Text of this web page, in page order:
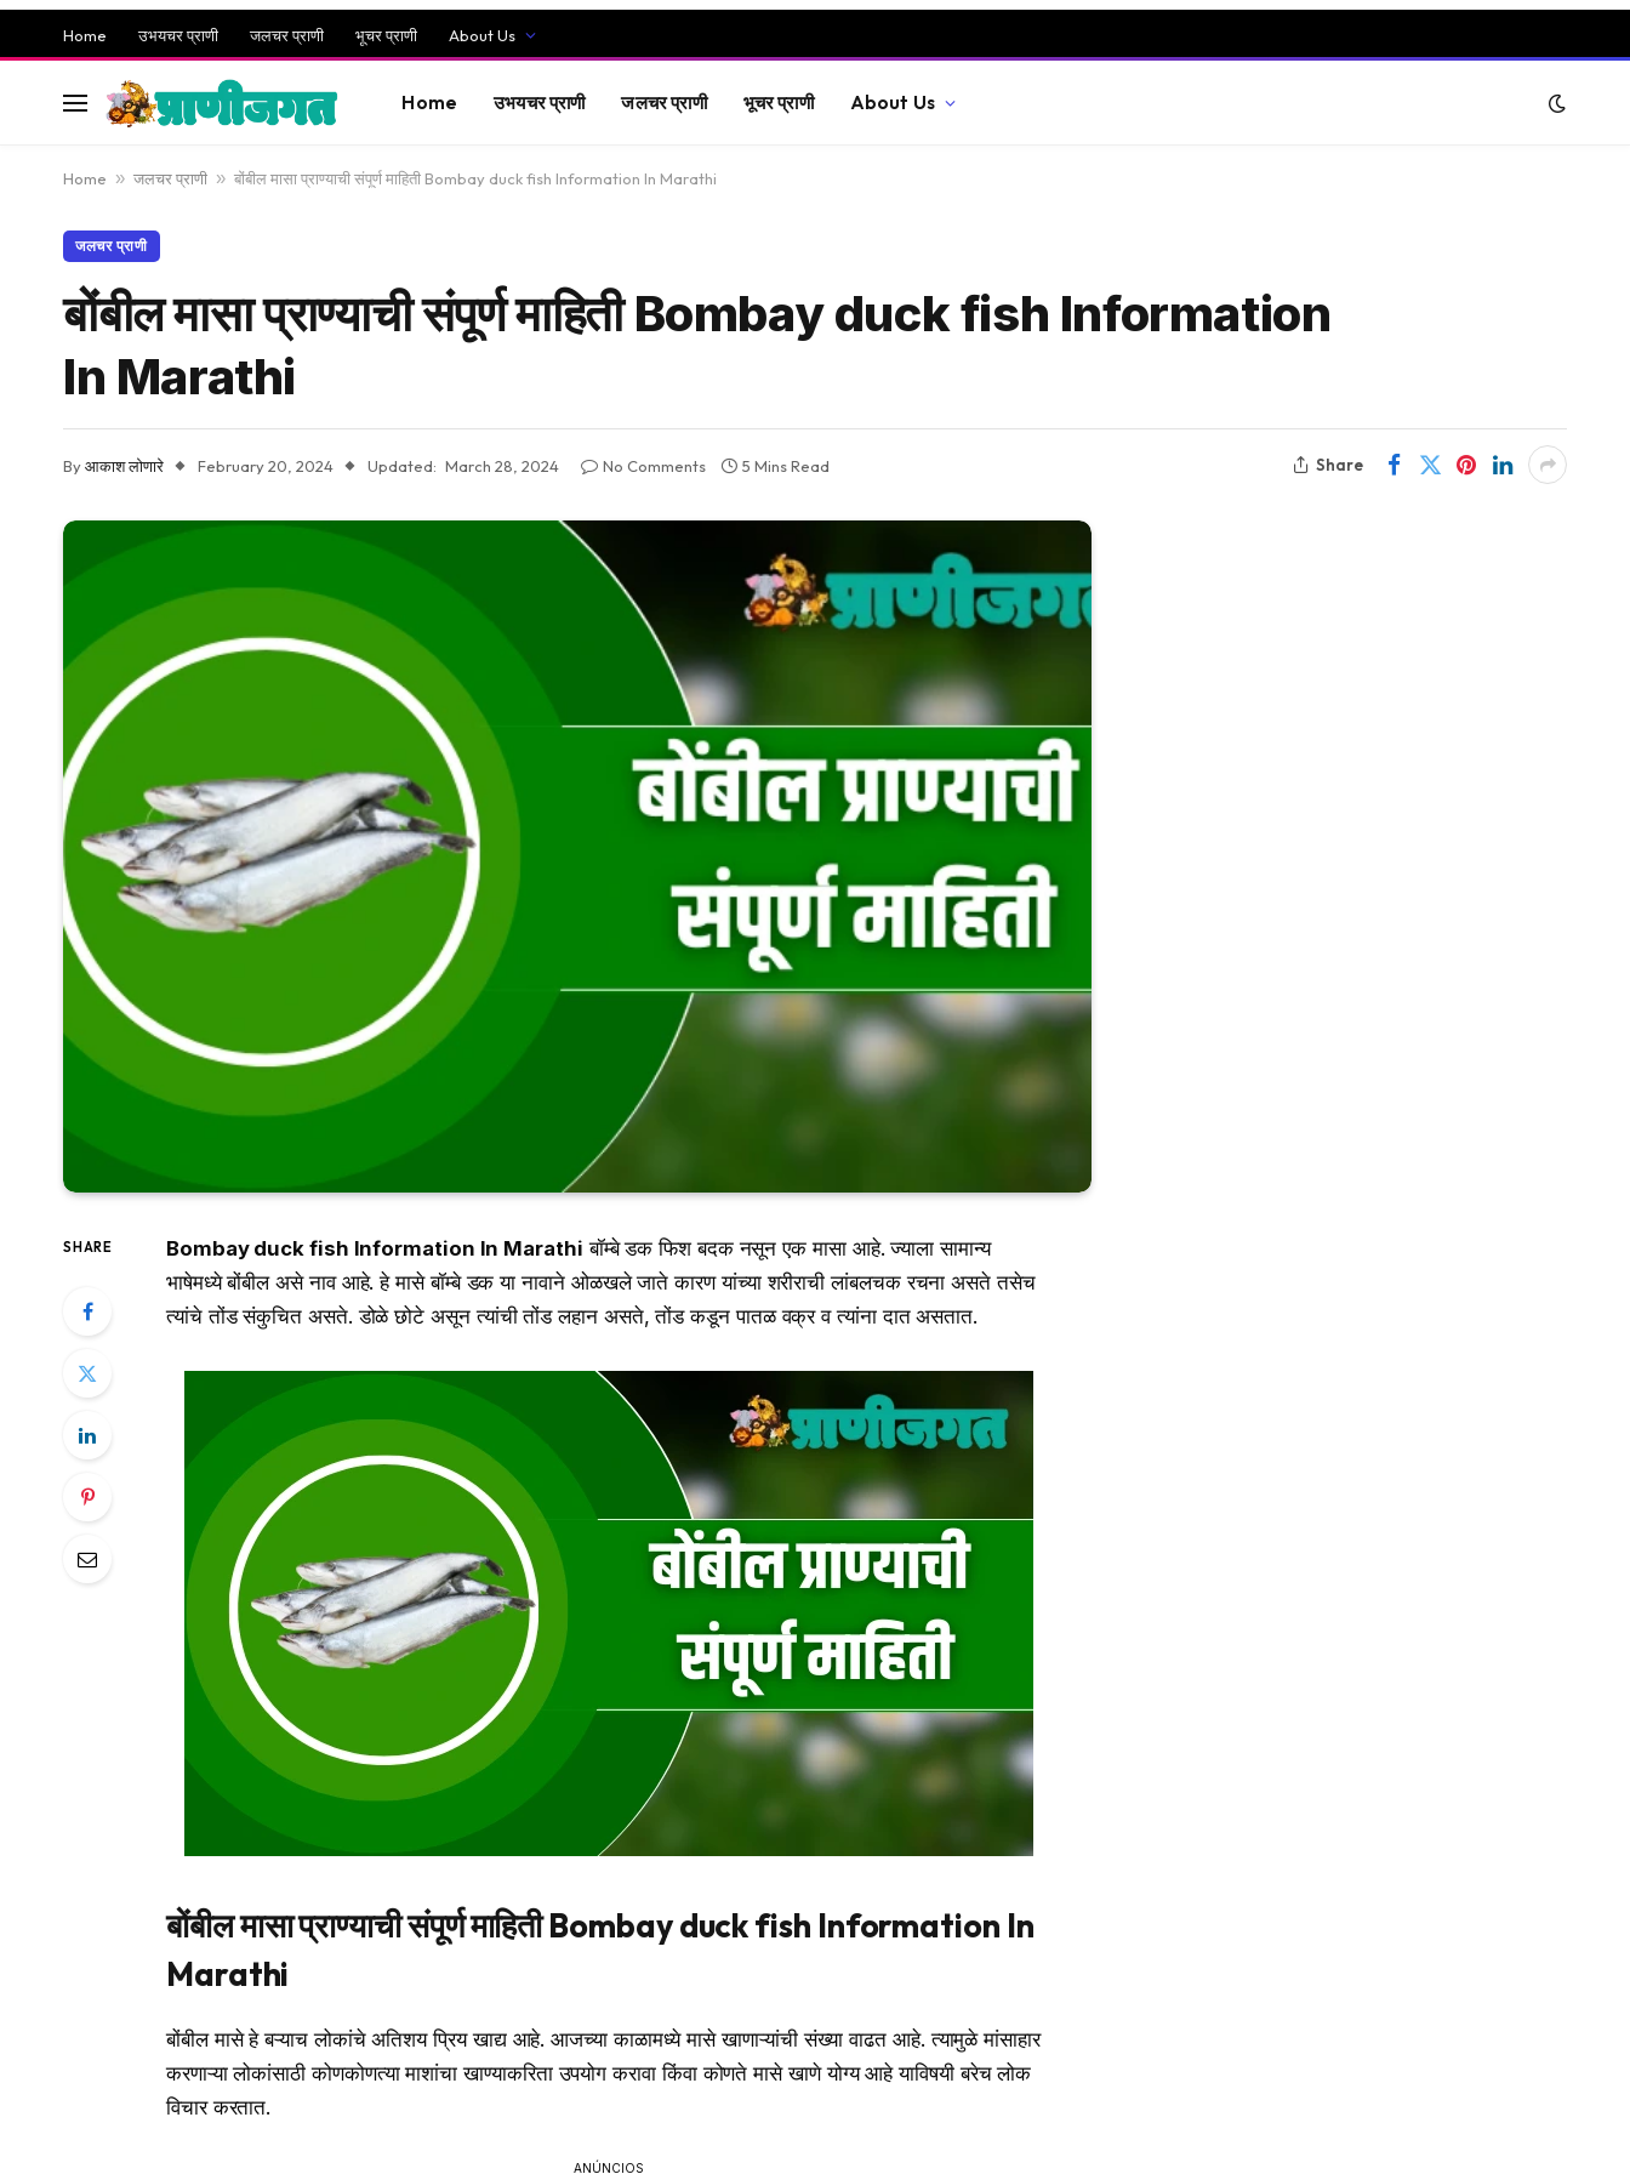
Home उभयचर प्राणी जलचर प्राणी भूचर प्राणी About Us
Home उभयचर प्राणी जलचर प्राणी भूचर प्राणी About Us
Home » जलचर प्राणी » बोंबील मासा प्राण्याची संपूर्ण माहिती Bombay duck fish Information In Marathi
जलचर प्राणी
बोंबील मासा प्राण्याची संपूर्ण माहिती Bombay duck fish Information
In Marathi
Byआकाश लोणारे February 20, 2024 Updated: March 28, 2024 No Comments 5 Mins Read Share
SHARE Bombay duck fish Information In Marathi बॉम्बे डक फिश बदक नसून एक मासा आहे. ज्याला सामान्य
भाषेमध्ये बोंबील असे नाव आहे. हे मासे बॉम्बे डक या नावाने ओळखले जाते कारण यांच्या शरीराची लांबलचक रचना असते तसेच
त्यांचे तोंड संकुचित असते. डोळे छोटे असून त्यांची तोंड लहान असते, तोंड कडून पातळ वक्र व त्यांना दात असतात.
बोंबील मासा प्राण्याची संपूर्ण माहिती Bombay duck fish Information In
Marathi
बोंबील मासे हे बऱ्याच लोकांचे अतिशय प्रिय खाद्य आहे. आजच्या काळामध्ये मासे खाणाऱ्यांची संख्या वाढत आहे. त्यामुळे मांसाहार
करणाऱ्या लोकांसाठी कोणकोणत्या माशांचा खाण्याकरिता उपयोग करावा किंवा कोणते मासे खाणे योग्य आहे याविषयी बरेच लोक
विचार करतात.
ANÚNCIOS